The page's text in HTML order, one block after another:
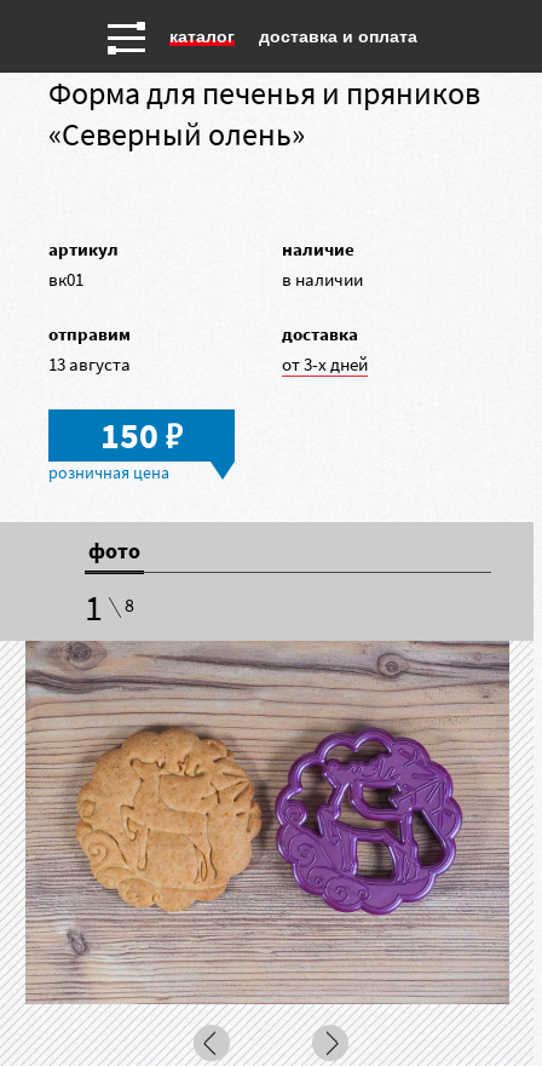
каталог доставка и оплата
Форма для печенья и пряников
«Северный олень»
артикул
вк01
наличие
в наличии
отправим
13 августа
доставка
от 3-х дней
150в
фото
1 8